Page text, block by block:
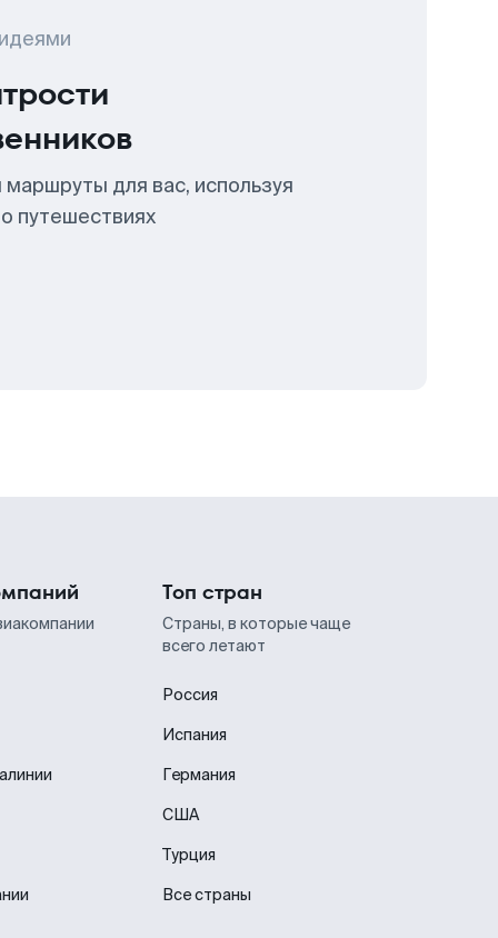
для вас, используя
путешествиях
Топ стран
Страны, в которые чаще
всего летают
Россия
Испания
Германия
США
Турция
Все страны